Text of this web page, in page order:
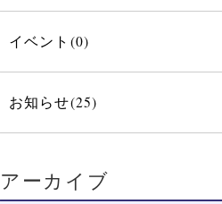
イベント(0)
お知らせ(25)
アーカイブ